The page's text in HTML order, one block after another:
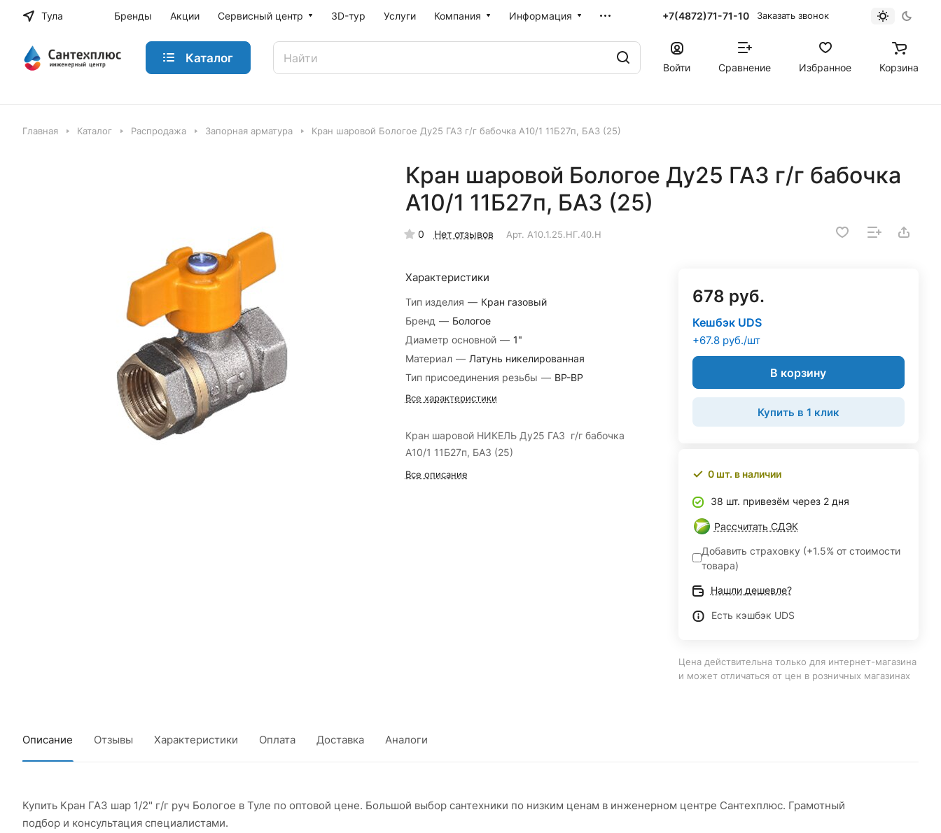
Тула Бренды Акции Сервисный центр 3D-тур Услуги Компания Информация +7(4872)71-71-10 Заказать звонок
Каталог
Войти Сравнение Избранное Корзина
Главная Каталог Распродажа Запорная арматура Кран шаровой Бологое Ду25 ГАЗ г/г бабочка А10/1 11Б27п, БАЗ (25)
Кран шаровой Бологое Ду25 ГАЗ г/г бабочка
А10/1 11Б27п, БАЗ (25)
0 Нет отзывов Арт. А10.1.25.НГ.40.Н
Характеристики
Тип изделия — Кран газовый
Бренд — Бологое
Диаметр основной — 1"
Материал — Латунь никелированная
Тип присоединения резьбы — ВР-ВР
Все характеристики
Кран шаровой НИКЕЛЬ Ду25 ГАЗ г/г бабочка
А10/1 11Б27п, БАЗ (25)
Все описание
678 руб.
Кешбэк UDS
+67.8 руб./шт
В корзину
Купить в 1 клик
0 шт. в наличии
38 шт. привезём через 2 дня
Рассчитать СДЭК
Добавить страховку (+1.5% от стоимости
товара)
Нашли дешевле?
Есть кэшбэк UDS
Цена действительна только для интернет-магазина
и может отличаться от цен в розничных магазинах
Описание Отзывы Характеристики Оплата Доставка Аналоги
Купить Кран ГАЗ шар 1/2" г/г руч Бологое в Туле по оптовой цене. Большой выбор сантехники по низким ценам в инженерном центре Сантехплюс. Грамотный
подбор и консультация специалистами.